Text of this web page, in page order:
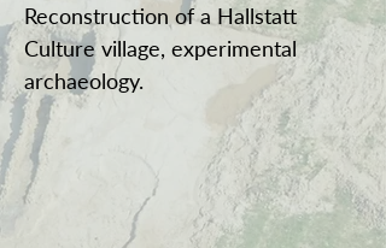
Reconstruction of a Hallstatt
Culture village, experimental
archaeology.